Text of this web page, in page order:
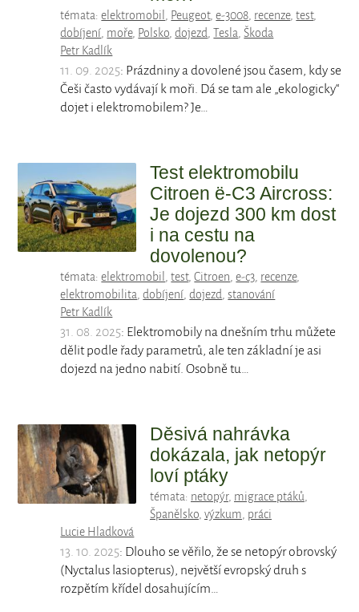
témata:elektromobil , Peugeot,e-3008, recenze,test,
dobíjení, moře, Polsko,dojezd,Tesla,Škoda
Petr Kadlík
11. 09. 2025: Prázdniny a dovolené jsou časem, kdy se
Češi často vydávají k moři. Dá se tam ale „ekologicky“
dojet i elektromobilem? Je…
Test elektromobilu
Citroen ë-C3 Aircross:
Je dojezd 300 km dost
i na cestu na
dovolenou?
témata:elektromobil ,test,Citroen,e-c3, recenze,
elektromobilita,dobíjení,dojezd,stanování
Petr Kadlík
31. 08. 2025: Elektromobily na dnešním trhu můžete
dělit podle řady parametrů, ale ten základní je asi
dojezd na jedno nabití. Osobně tu…
Děsivá nahrávka
dokázala, jak netopýr
loví ptáky
témata: netopýr, migrace ptáků,
Španělsko, výzkum, práci
Lucie Hladková
13. 10. 2025: Dlouho se věřilo, že se netopýr obrovský
(Nyctalus lasiopterus), největší evropský druh s
rozpětím křídel dosahujícím…